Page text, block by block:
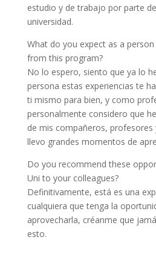
estudio y de trabajo por parte
universidad.
What do you expect as a
from this program?
No lo espero, siento que ya lo
persona estas experiencias te
ti mismo para bien, y como
personalmente considero que
de mis compañeros, profesores
llevo grandes momentos de
Do you recommend these
Uni to your colleagues?
Definitivamente, está es una
cualquiera que tenga la
aprovecharla, créanme que
esto.